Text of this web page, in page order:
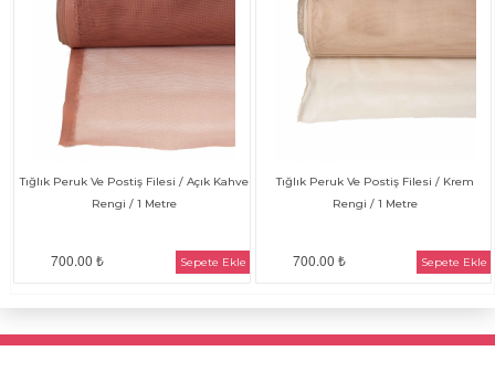
Tığlık Peruk Ve Postiş Filesi / Açık Kahve
Rengi / 1 Metre
700.00 ₺ Sepete Ekle
Tığlık Peruk Ve Postiş Filesi / Krem
Rengi / 1 Metre
700.00 ₺ Sepete Ekle